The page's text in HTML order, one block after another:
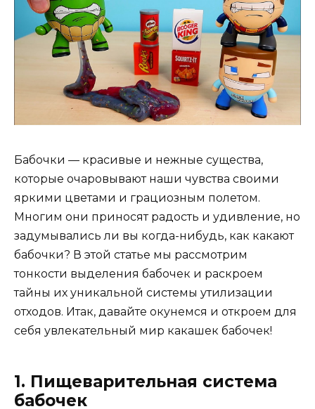
Бабочки — красивые и нежные существа,
которые очаровывают наши чувства своими
яркими цветами и грациозным полетом.
Многим они приносят радость и удивление, но
задумывались ли вы когда-нибудь, как какают
бабочки? В этой статье мы рассмотрим
тонкости выделения бабочек и раскроем
тайны их уникальной системы утилизации
отходов. Итак, давайте окунемся и откроем для
себя увлекательный мир какашек бабочек!
1. Пищеварительная система
бабочек